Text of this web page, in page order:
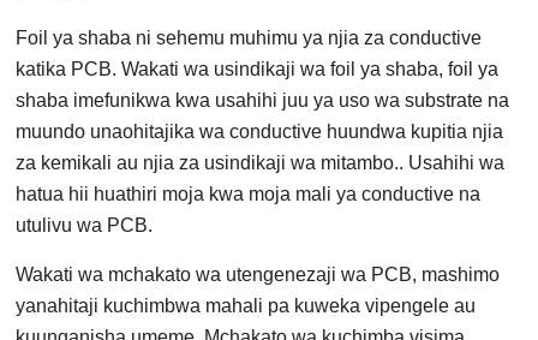
Foil ya shaba ni sehemu muhimu ya njia za conductive
katika PCB. Wakati wa usindikaji wa foil ya shaba, foil ya
shaba imefunikwa kwa usahihi juu ya uso wa substrate na
muundo unaohitajika wa conductive huundwa kupitia njia
za kemikali au njia za usindikaji wa mitambo.. Usahihi wa
hatua hii huathiri moja kwa moja mali ya conductive na
utulivu wa PCB.
Wakati wa mchakato wa utengenezaji wa PCB, mashimo
yanahitaji kuchimbwa mahali pa kuweka vipengele au